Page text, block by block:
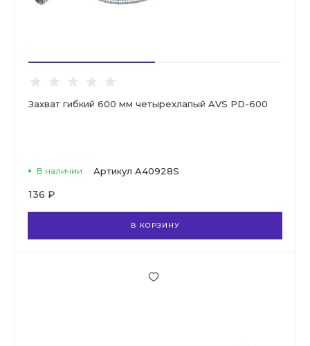
Захват гибкий 600 мм четырехлапый AVS PD-600
В наличии Артикул A40928S
136 ₽
В КОРЗИНУ